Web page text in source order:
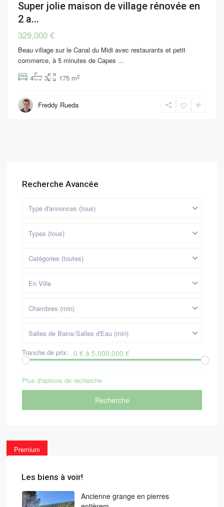
Super jolie maison de village rénovée en
2 a...
329,000 €
Beau village sur le Canal du Midi avec restaurants et petit
commerce, à 5 minutes de Capes ...
4
3 175 m2
Freddy Rueda
Recherche Avancée
Type d'annonces (tous)
Types (tous)
Catégories (toutes)
En Ville
Chambres (min)
Salles de Bains/Salles d'Eau (min)
Tranche de prix: 0 € à 5,000,000 €
Plus d'options de recherche
Recherche
Premium
Les biens à voir!
Ancienne grange en pierres